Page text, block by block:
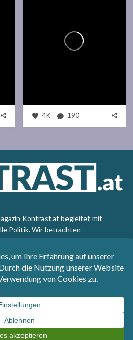
4K 190
Kontrast.at begleitet mit
Politik. Wir betrachten
aus. Kontrast wirft den Blick der
Welt.
Wien - Telefon: +43 1 40110-
-